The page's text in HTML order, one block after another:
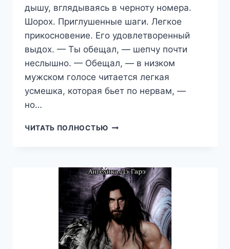
дышу, вглядываясь в черноту номера.
Шорох. Приглушенные шаги. Легкое
прикосновение. Его удовлетворенный
выдох. — Ты обещал, — шепчу почти
неслышно. — Обещал, — в низком
мужском голосе читается легкая
усмешка, которая бьет по нервам, —
но…
ЧИТАТЬ ПОЛНОСТЬЮ ОНЛАЙН
АЛАЯ